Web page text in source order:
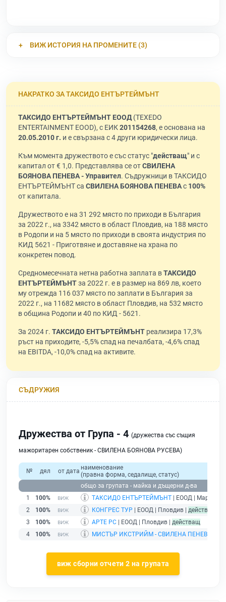
ВИЖ ИСТОРИЯ НА ПРОМЕНИТЕ (3)
НАКРАТКО ЗА ТАКСИДО ЕНТЪРТЕЙМЪНТ
ТАКСИДО ЕНТЪРТЕЙМЪНТ ЕООД(TEXEDO
ENTERTAINMENT EOOD), с ЕИК201154268, е основана на
20.05.2010 г. и е свързана с 4 други юридически лица.
Към момента дружеството е със статус "действащ" и с
капитал от € 1,0. Представлява се отСВИЛЕНА
БОЯНОВА ПЕНЕВА - Управител. Съдружници в ТАКСИДО
ЕНТЪРТЕЙМЪНТ са СВИЛЕНА БОЯНОВА ПЕНЕВАс 100%
от капитала.
Дружеството е на 31 292 място по приходи в България
за 2022 г., на 3342 място в област Пловдив, на 188 място
в Родопи и на 5 място по приходи в своята индустрия по
КИД 5621 - Приготвяне и доставяне на храна по
конкретен повод.
Средномесечната нетна работна заплата вТАКСИДО
ЕНТЪРТЕЙМЪНТза 2022 г. е в размер на 869 лв, което
му отрежда 116 037 място по заплати в България за
2022 г., на 11682 място в област Пловдив, на 532 място
в община Родопи и 40 по КИД - 5621.
За 2024 г. ТАКСИДО ЕНТЪРТЕЙМЪНТ реализира 17,3%
ръст на приходите, -5,5% спад на печалбата, -4,6% спад
на EBITDA, -10,0% спад на активите.
СЪДРУЖИЯ
Дружества от Група - 4 (дружества със същия
мажоритарен собственик - СВИЛЕНА БОЯНОВА РУСЕВА)
№ дял от дата наименование
(правна форма, седалище, статус)
общо за групата - майка и дъщерни д-ва
1
100% ТАКСИДО ЕНТЪРТЕЙМЪНТ | ЕООД | Марково
2
100% КОНГРЕС ТУР | ЕООД | Пловдив | действащ
3
100% АРТЕ РС | ЕООД | Пловдив | действащ
4
100% МИСТЪР ИКСТРИЙМ - СВИЛЕНА ПЕНЕВА
виж сборни отчети 2 на групата